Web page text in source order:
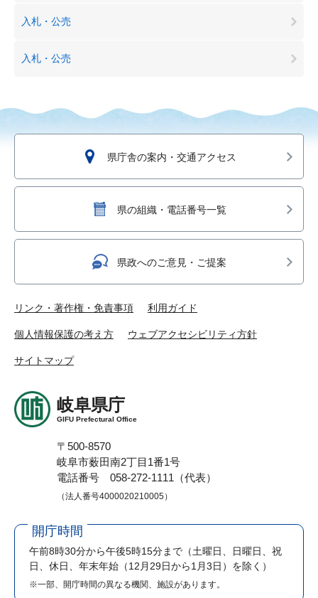
入札・公売
入札・公売
県庁舎の案内・交通アクセス
県の組織・電話番号一覧
県政へのご意見・ご提案
リンク・著作権・免責事項 利用ガイド
個人情報保護の考え方 ウェブアクセシビリティ方針
サイトマップ
岐阜県庁
GIFU Prefectural Office
〒500-8570
岐阜市薮田南2丁目1番1号
電話番号 058-272-1111（代表）
（法人番号4000020210005）
開庁時間
午前8時30分から午後5時15分まで （土曜日、日曜日、祝
日、休日、年末年始（12月29日から1月3日）を除く）
※一部、開庁時間の異なる機関、施設があります。